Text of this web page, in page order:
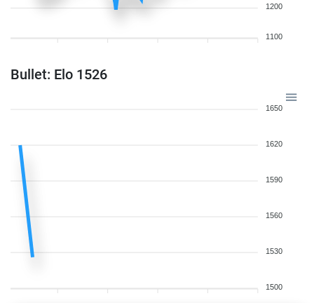
1200
1100
Bullet: Elo 1526
1650
1620
1590
1560
1530
1500